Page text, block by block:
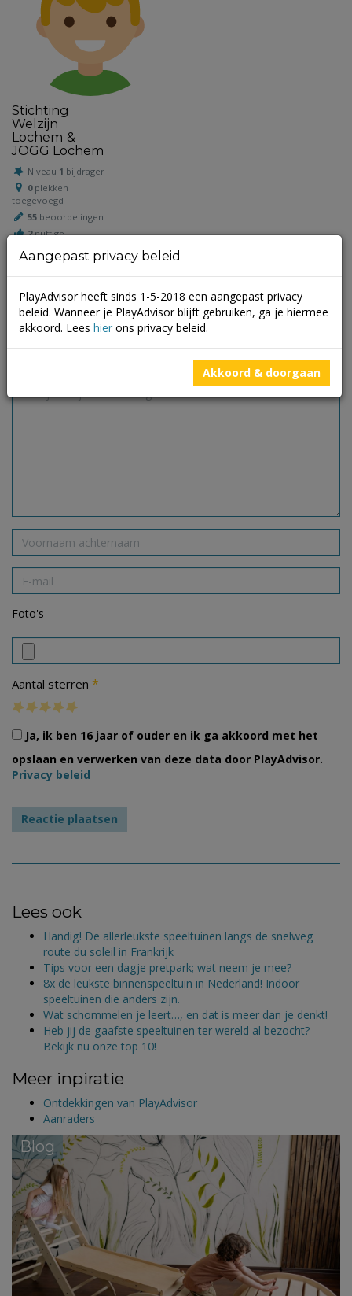
Stichting
Welzijn
Lochem &
JOGG Lochem
Niveau 1 bijdrager
0plekken
toegevoegd
55 beoordelingen
2nuttige
Schrijf een beoordeling
Je e-mailadres wordt niet gepubliceerd. Vereiste velden zijn
Foto's
Aantal sterren *
Ja, ik ben 16 jaar of ouder en ik ga akkoord met het
opslaan en verwerken van deze data door PlayAdvisor.
Privacy beleid
Lees ook
Handig! De allerleukste speeltuinen langs de snelweg
route du soleil in Frankrijk
Tips voor een dagje pretpark; wat neem je mee?
8x de leukste binnenspeeltuin in Nederland! Indoor
speeltuinen die anders zijn.
Wat schommelen je leert…, en dat is meer dan je denkt!
Heb jij de gaafste speeltuinen ter wereld al bezocht?
Bekijk nu onze top 10!
Meer inpiratie
Ontdekkingen van PlayAdvisor
Aanraders
Blog
Aangepast privacy beleid
PlayAdvisor heeft sinds 1-5-2018 een aangepast privacy
beleid. Wanneer je PlayAdvisor blijft gebruiken, ga je hiermee
akkoord. Lees hier ons privacy beleid.
Akkoord & doorgaan